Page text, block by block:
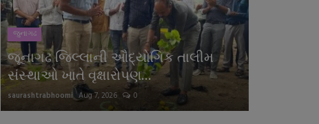
જુનાગઢ
જૂનાગઢ જિલ્લાની ઔદ્યોગિક તાલીમ
સંસ્થાઓ ખાતે વૃક્ષારોપણ...
saurashtrabhoomi Aug 7, 2026 0